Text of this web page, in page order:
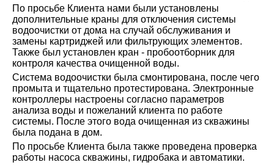
По просьбе Клиента нами были установлены
дополнительные краны для отключения системы
водоочистки от дома на случай обслуживания и
замены картриджей или фильтрующих элементов.
Также был установлен кран - пробоотборник для
контроля качества очищенной воды.
Система водоочистки была смонтирована, после чего
промыта и тщательно протестирована. Электронные
контроллеры настроены согласно параметров
анализа воды и пожеланий клиента по работе
системы. После этого вода очищенная из скважины
была подана в дом.
По просьбе Клиента была также проведена проверка
работы насоса скважины, гидробака и автоматики.